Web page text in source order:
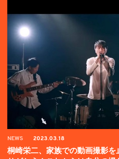
NEWS 2023.03.18
桐崎栄二、家族での動画撮影